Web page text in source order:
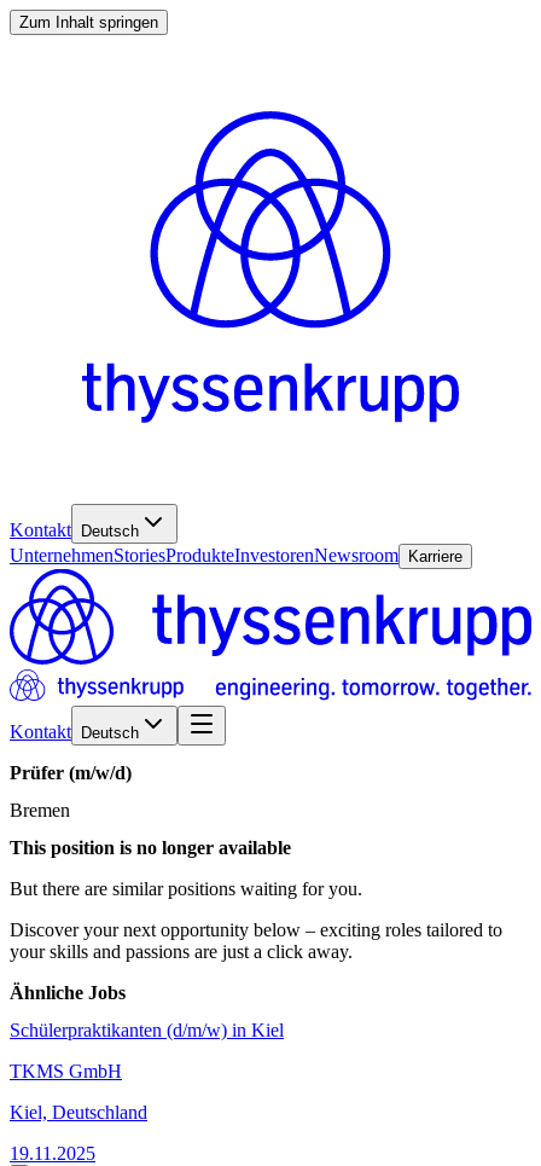
Zum Inhalt springen
Kontakt Deutsch
UnternehmenStoriesProdukteInvestorenNewsroom Karriere
Kontakt Deutsch
Prüfer (m/w/d)
Bremen
This position is no longer available
But there are similar positions waiting for you.
Discover your next opportunity below – exciting roles tailored to
your skills and passions are just a click away.
Ähnliche Jobs
Schülerpraktikanten (d/m/w) in Kiel
TKMS GmbH
Kiel, Deutschland
19.11.2025